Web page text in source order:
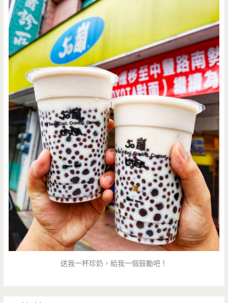
送我一杯珍奶，給我一個鼓勵吧！